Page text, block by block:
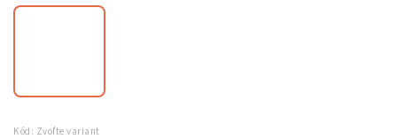
Kód: Zvoľte variant